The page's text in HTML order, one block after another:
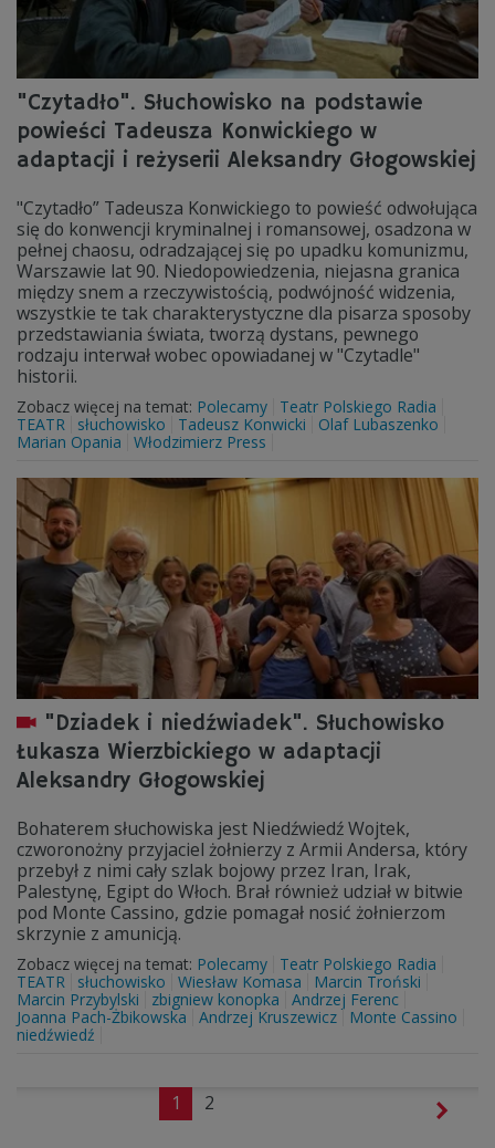
"Czytadło". Słuchowisko na podstawie
powieści Tadeusza Konwickiego w
adaptacji i reżyserii Aleksandry Głogowskiej
"Czytadło” Tadeusza Konwickiego to powieść odwołująca
się do konwencji kryminalnej i romansowej, osadzona w
pełnej chaosu, odradzającej się po upadku komunizmu,
Warszawie lat 90. Niedopowiedzenia, niejasna granica
między snem a rzeczywistością, podwójność widzenia,
wszystkie te tak charakterystyczne dla pisarza sposoby
przedstawiania świata, tworzą dystans, pewnego
rodzaju interwał wobec opowiadanej w "Czytadle"
historii.
Zobacz więcej na temat: Polecamy
Teatr Polskiego Radia
TEATR
słuchowisko Tadeusz Konwicki
Olaf Lubaszenko
Marian Opania
Włodzimierz Press
"Dziadek i niedźwiadek". Słuchowisko
Łukasza Wierzbickiego w adaptacji
Aleksandry Głogowskiej
Bohaterem słuchowiska jest Niedźwiedź Wojtek,
czworonożny przyjaciel żołnierzy z Armii Andersa, który
przebył z nimi cały szlak bojowy przez Iran, Irak,
Palestynę, Egipt do Włoch. Brał również udział w bitwie
pod Monte Cassino, gdzie pomagał nosić żołnierzom
skrzynie z amunicją.
Zobacz więcej na temat: Polecamy
Teatr Polskiego Radia
TEATR
słuchowisko Wiesław Komasa
Marcin Troński
Marcin Przybylski
zbigniew konopka
Andrzej Ferenc
Joanna Pach-Żbikowska
Andrzej Kruszewicz
Monte Cassino
niedźwiedź
1 2